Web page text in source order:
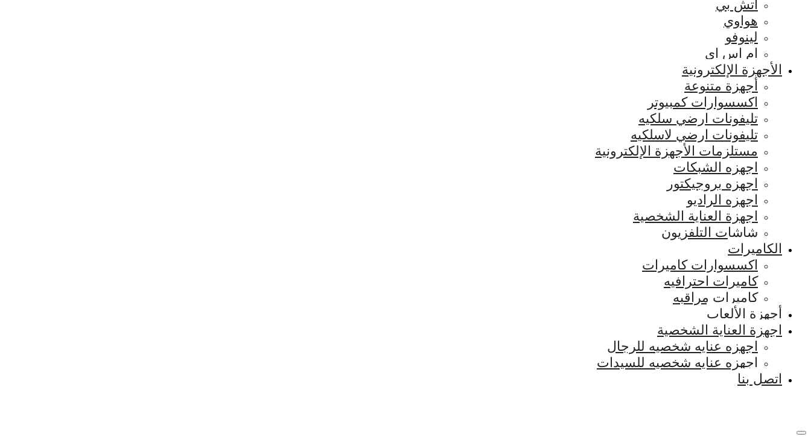
اتش بي
هواوي
لينوفو
ام اس اي
الأجهزة الإلكترونية
أجهزة متنوعة
اكسسوارات كمبيوتر
تليفونات ارضي سلكيه
تليفونات ارضي لاسلكيه
مستلزمات الأجهزة الإلكترونية
اجهزه الشبكات
اجهزه بروجيكتور
اجهزه الراديو
اجهزة العناية الشخصية
شاشات التلفزيون
الكاميرات
اكسسوارات كاميرات
كاميرات احترافيه
كاميرات مراقبه
أجهزة الألعاب
اجهزة العناية الشخصية
اجهزه عنايه شخصيه للرجال
اجهزه عنايه شخصيه للسيدات
اتصل بنا